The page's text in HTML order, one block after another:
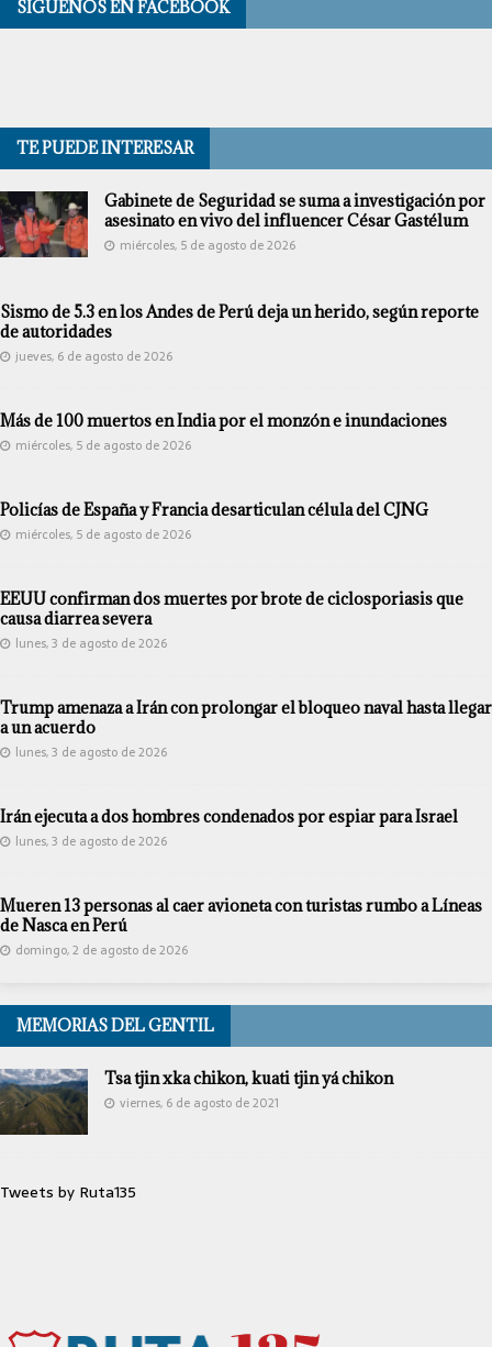
SÍGUENOS EN FACEBOOK
TE PUEDE INTERESAR
Gabinete de Seguridad se suma a investigación por
asesinato en vivo del influencer César Gastélum
miércoles, 5 de agosto de 2026
Sismo de 5.3 en los Andes de Perú deja un herido, según reporte
de autoridades
jueves, 6 de agosto de 2026
Más de 100 muertos en India por el monzón e inundaciones
miércoles, 5 de agosto de 2026
Policías de España y Francia desarticulan célula del CJNG
miércoles, 5 de agosto de 2026
EEUU confirman dos muertes por brote de ciclosporiasis que
causa diarrea severa
lunes, 3 de agosto de 2026
Trump amenaza a Irán con prolongar el bloqueo naval hasta llegar
a un acuerdo
lunes, 3 de agosto de 2026
Irán ejecuta a dos hombres condenados por espiar para Israel
lunes, 3 de agosto de 2026
Mueren 13 personas al caer avioneta con turistas rumbo a Líneas
de Nasca en Perú
domingo, 2 de agosto de 2026
MEMORIAS DEL GENTIL
Tsa tjin xka chikon, kuati tjin yá chikon
viernes, 6 de agosto de 2021
Tweets by Ruta135